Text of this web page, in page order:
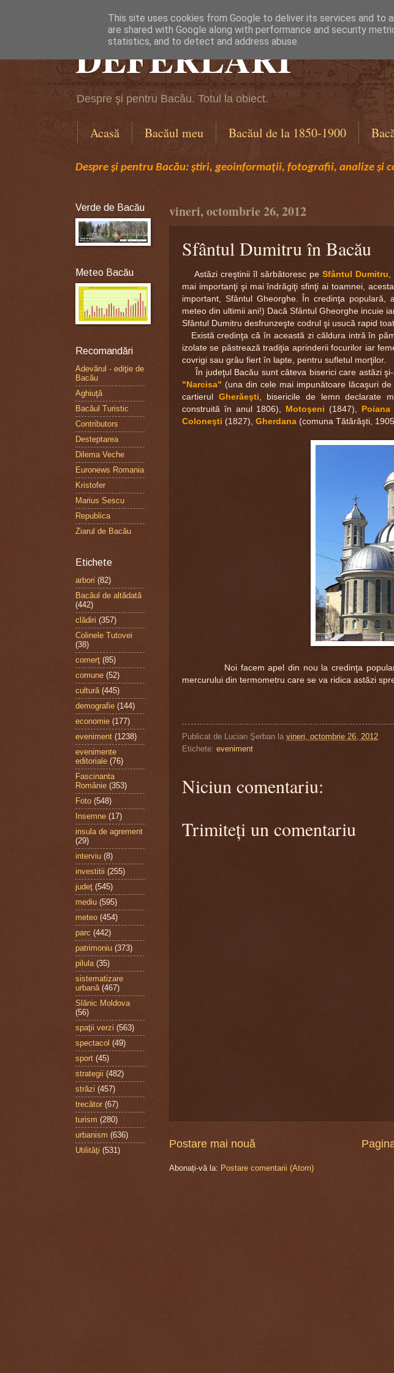
DEFERLĂRI
Despre şi pentru Bacău. Totul la obiect.
Acasă Bacăul meu Bacăul de la 1850-1900
Despre şi pentru Bacău: ştiri, geoinformaţii, fotografii, analize și
vineri, octombrie 26, 2012
Sfântul Dumitru în Bacău
Astăzi creştinii îl sărbătoresc peSfântul Dumitru
mai importanţi şi mai îndrăgiţi sfinţi ai toamnei,
important, Sfântul Gheorghe. În credinţa populară,
meteo din ultimii ani!) Dacă Sfântul Gheorghe incuie
Sfântul Dumitru desfrunzeşte codrul şi usucă rapid
Există credinţa că în această zi căldura intră în
izolate se păstrează tradiţia aprinderii focurilor iar
covrigi sau grâu fiert în lapte, pentru sufletul morţilor.
În judeţul Bacău sunt câteva biserici care astăzi şi-
"Narcisa" (una din cele mai impunătoare lăcaşuri
cartierul Gherăeşti , bisericile de lemn declarate
construită în anul 1806),
Motoşeni (1847), Poiana
Coloneşti (1827), Gherdana (comuna Tătărăşti,
Noi facem apel din nou la credinţa populară
mercurului din termometru care se va ridica astăzi
Publicat de Lucian Şerban la vineri, octombrie 26, 2012
Etichete: eveniment
Niciun comentariu:
Trimiteți un comentariu
Postare mai nouă
Abonați-vă la: Postare comentarii (Atom)
Verde de Bacău
Meteo Bacău
Recomandări
Adevărul - ediţie de
Bacău
Aghiuţă
Bacăul Turistic
Contributors
Desteptarea
Dilema Veche
Euronews Romania
Kristofer
Marius Sescu
Republica
Ziarul de Bacău
Etichete
arbori (82)
Bacăul de altădată
(442)
clădiri (357)
Colinele Tutovei
(38)
comerţ (85)
comune (52)
cultură (445)
demografie (144)
economie (177)
eveniment (1238)
evenimente
editoriale (76)
Fascinanta
Românie (353)
Foto (548)
Insemne (17)
insula de agrement
(29)
interviu (8)
investitii (255)
judeţ (545)
mediu (595)
meteo (454)
parc (442)
patrimoniu (373)
pilula (35)
sistematizare
urbană (467)
Slănic Moldova
(56)
spaţii verzi (563)
spectacol (49)
sport (45)
strategii (482)
străzi (457)
trecător (67)
turism (280)
urbanism (636)
Utilităţi (531)
This site uses cookies from Google to deliver its services and to
are shared with Google along with performance and security
statistics, and to detect and address abuse.